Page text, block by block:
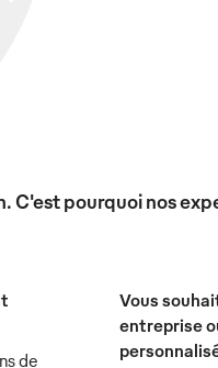
C'est pourquoi nos
de
Vous
entreprise